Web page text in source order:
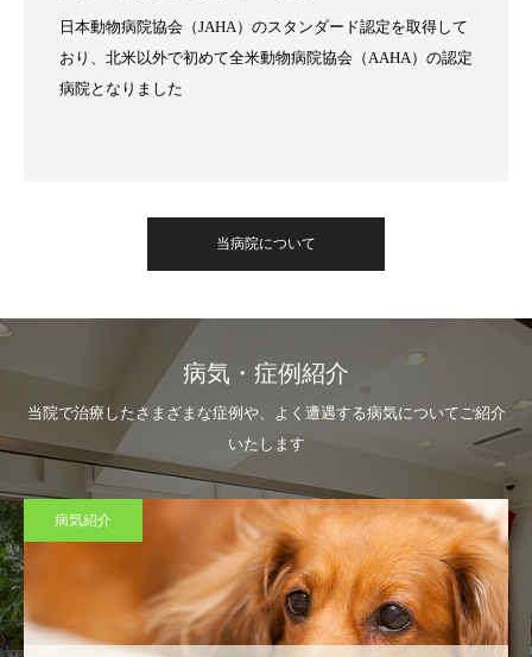
日本動物病院協会（JAHA）のスタンダード認定を取得して
おり、北米以外で初めて全米動物病院協会（AAHA）の認定
病院となりました
当病院について
病気・症例紹介
当院で治療したさまざまな症例や、よく遭遇する病気についてご紹介
いたします
病気紹介